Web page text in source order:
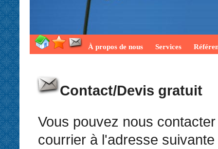
À propos de nous Services
Contact/Devis gratuit
Vous pouvez nous
courrier à l'adresse suivante